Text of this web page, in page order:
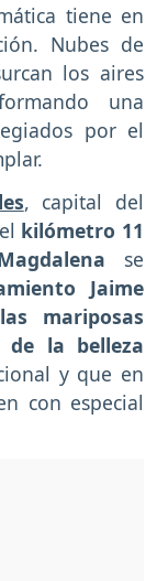
tiene en
Nubes de
los aires
una
por el
, capital del
kilómetro 11
se
Jaime
mariposas
la belleza
y que en
con especial